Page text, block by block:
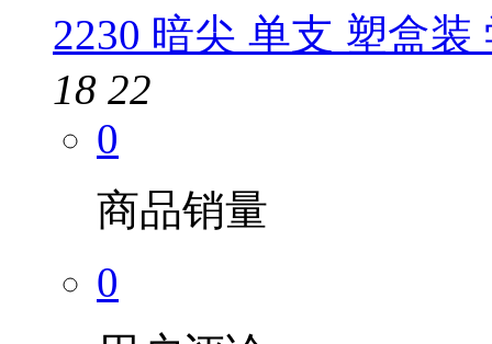
2230 暗尖 单支 塑盒
18 22
0
商品销量
0